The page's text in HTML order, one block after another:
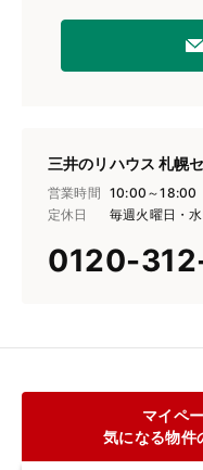
三井のリハウス 札幌
営業時間 10:00～18:00
定休日
毎週火曜日・
0120-
マイペ
気になる物件